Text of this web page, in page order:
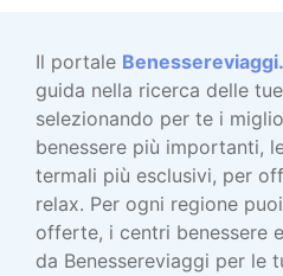
Il portale
guida nella ricerca delle
selezionando per te i
benessere più importanti,
termali più esclusivi, per
relax. Per ogni regione
offerte, i centri benessere
da Benessereviaggi per le